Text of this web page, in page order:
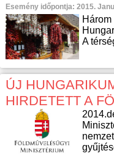
Esemény időpontja: 2015.
A
ÚJ
HIRDETETT A